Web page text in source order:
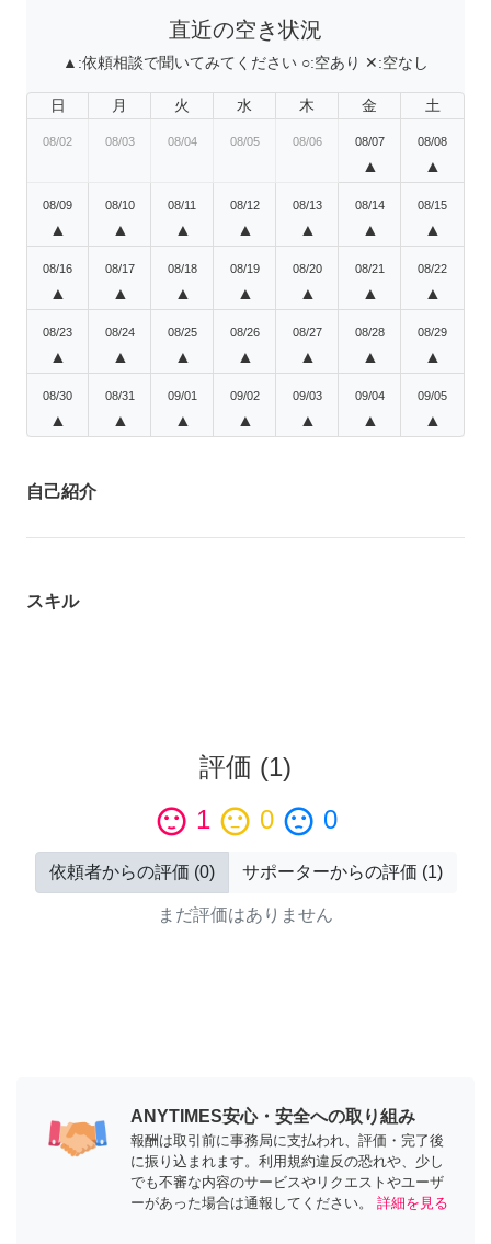
直近の空き状況
▲:依頼相談で聞いてみてください ○:空あり ✕:空なし
日 月 火 水 木 金 土
08/02 08/03 08/04 08/05 08/06 08/07
▲
08/08
▲
08/09
▲
08/10
▲
08/11
▲
08/12
▲
08/13
▲
08/14
▲
08/15
▲
08/16
▲
08/17
▲
08/18
▲
08/19
▲
08/20
▲
08/21
▲
08/22
▲
08/23
▲
08/24
▲
08/25
▲
08/26
▲
08/27
▲
08/28
▲
08/29
▲
08/30
▲
08/31
▲
09/01
▲
09/02
▲
09/03
▲
09/04
▲
09/05
▲
自己紹介
スキル
評価 (1)
sentiment_satisfied 1 sentiment_neutral 0 sentiment_dissatisfied 0
依頼者からの評価 (0) サポーターからの評価 (1)
まだ評価はありません
ANYTIMES安心・安全への取り組み
報酬は取引前に事務局に支払われ、評価・完了後
に振り込まれます。利用規約違反の恐れや、少し
でも不審な内容のサービスやリクエストやユーザ
ーがあった場合は通報してください。
詳細を見る